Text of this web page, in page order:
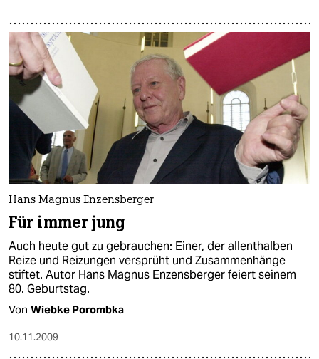
Hans Magnus Enzensberger
Für immer jung
Auch heute gut zu gebrauchen: Einer, der allenthalben
Reize und Reizungen versprüht und Zusammenhänge
stiftet. Autor Hans Magnus Enzensberger feiert seinem
80. Geburtstag.
Von Wiebke Porombka
10.11.2009